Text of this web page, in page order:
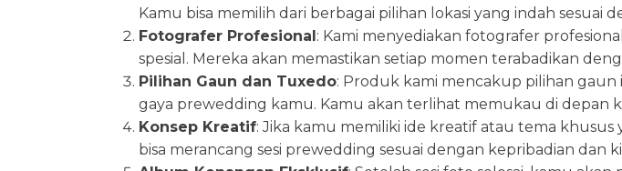
Kamu bisa memilih dari berbagai pilihan lokasi yang indah sesuai
Fotografer Profesional: Kami menyediakan fotografer
spesial. Mereka akan memastikan setiap momen terabadikan
Pilihan Gaun dan Tuxedo: Produk kami mencakup pilihan
gaya prewedding kamu. Kamu akan terlihat memukau di depan
Konsep Kreatif: Jika kamu memiliki ide kreatif atau tema
bisa merancang sesi prewedding sesuai dengan kepribadian dan